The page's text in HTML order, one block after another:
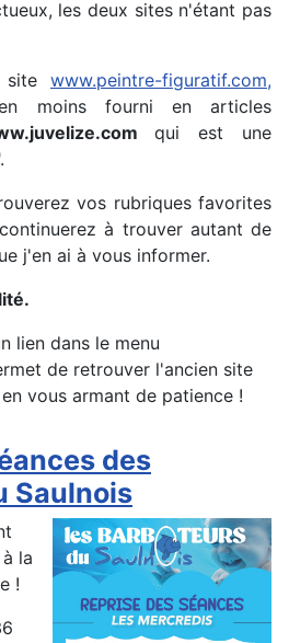
les deux sites n'étant pas
site www.peintre-figuratif.com,
moins fourni en articles
qui est une
vos rubriques favorites
à trouver autant de
j'en ai à vous informer.
lien dans le menu
de retrouver l'ancien site
vous armant de patience !
des
Saulnois
la
!